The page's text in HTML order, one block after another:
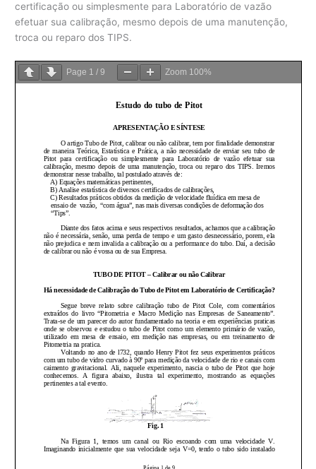
certificação ou simplesmente para Laboratório de vazão
efetuar sua calibração, mesmo depois de uma manutenção,
troca ou reparo dos TIPS.
Page 1 /9 Zoom 100%